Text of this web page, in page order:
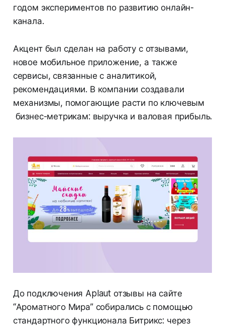
годом экспериментов по развитию онлайн-
канала.
Акцент был сделан на работу с отзывами,
новое мобильное приложение, а также
сервисы, связанные с аналитикой,
рекомендациями. В компании создавали
механизмы, помогающие расти по ключевым
бизнес-метрикам: выручка и валовая прибыль.
До подключения Aplaut отзывы на сайте
“Ароматного Мира” собирались с помощью
стандартного функционала Битрикс: через